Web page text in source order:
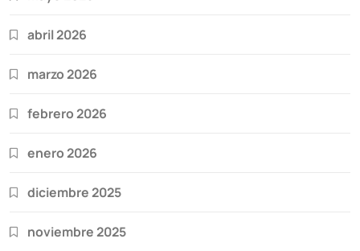
abril 2026
marzo 2026
febrero 2026
enero 2026
diciembre 2025
noviembre 2025